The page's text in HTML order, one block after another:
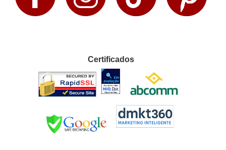
Certificados